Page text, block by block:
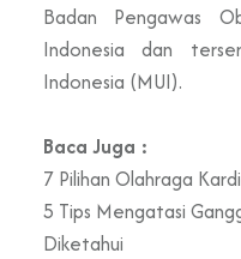
Badan Pengawas
Indonesia dan
Indonesia (MUI).
Baca Juga :
7 Pilihan Olahraga
5 Tips Mengatasi
Diketahui